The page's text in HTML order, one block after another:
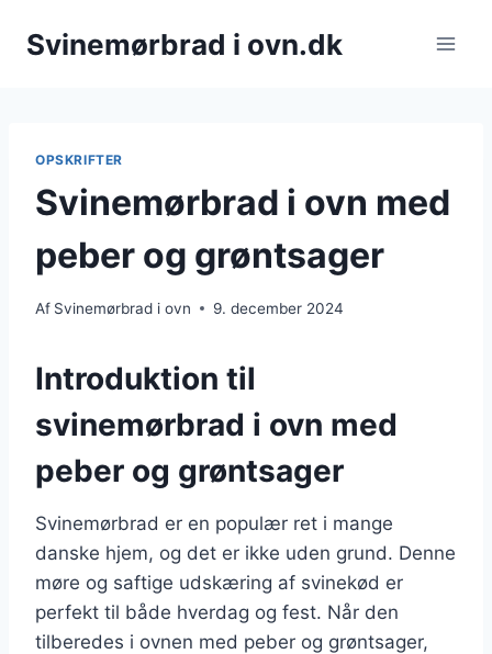
Svinemørbrad i ovn.dk
OPSKRIFTER
Svinemørbrad i ovn med
peber og grøntsager
Af Svinemørbrad i ovn 9. december 2024
Introduktion til
svinemørbrad i ovn med
peber og grøntsager
Svinemørbrad er en populær ret i mange
danske hjem, og det er ikke uden grund. Denne
møre og saftige udskæring af svinekød er
perfekt til både hverdag og fest. Når den
tilberedes i ovnen med peber og grøntsager,